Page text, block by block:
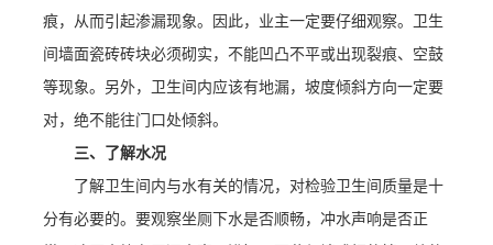
痕，从而引起渗漏现象。因此，业主一定要仔细观察。卫生
间墙面瓷砖砖块必须砌实，不能凹凸不平或出现裂痕、空鼓
等现象。另外，卫生间内应该有地漏，坡度倾斜方向一定要
对，绝不能往门口处倾斜。
三、了解水况
了解卫生间内与水有关的情况，对检验卫生间质量是十
分有必要的。要观察坐厕下水是否顺畅，冲水声响是否正